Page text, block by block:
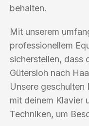
behalten.
Mit unserem
professionellem
sicherstellen, dass
Gütersloh nach
Unsere
mit deinem Klavier
Techniken, um